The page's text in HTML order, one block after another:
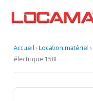
Accueil › Location matériel ›
électrique 150L